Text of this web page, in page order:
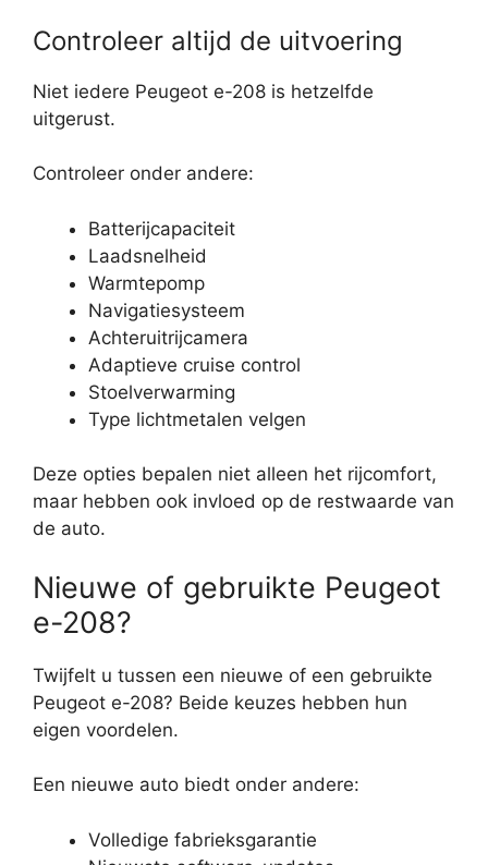
Controleer altijd de uitvoering
Niet iedere Peugeot e-208 is hetzelfde
uitgerust.
Controleer onder andere:
Batterijcapaciteit
Laadsnelheid
Warmtepomp
Navigatiesysteem
Achteruitrijcamera
Adaptieve cruise control
Stoelverwarming
Type lichtmetalen velgen
Deze opties bepalen niet alleen het rijcomfort,
maar hebben ook invloed op de restwaarde van
de auto.
Nieuwe of gebruikte Peugeot
e-208?
Twijfelt u tussen een nieuwe of een gebruikte
Peugeot e-208? Beide keuzes hebben hun
eigen voordelen.
Een nieuwe auto biedt onder andere:
Volledige fabrieksgarantie